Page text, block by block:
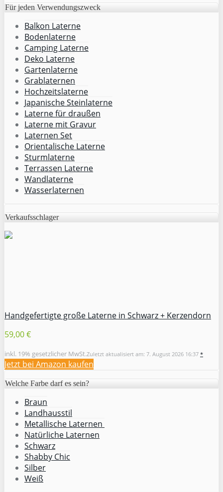
Für jeden Verwendungszweck
Balkon Laterne
Bodenlaterne
Camping Laterne
Deko Laterne
Gartenlaterne
Grablaternen
Hochzeitslaterne
Japanische Steinlaterne
Laterne für draußen
Laterne mit Gravur
Laternen Set
Orientalische Laterne
Sturmlaterne
Terrassen Laterne
Wandlaterne
Wasserlaternen
Verkaufsschlager
Handgefertigte große Laterne in Schwarz + Kerzendorn
59,00 €
inkl. 19% gesetzlicher MwSt.Zuletzt aktualisiert am: 7. August 2026 16:37 *
Jetzt bei Amazon kaufen
Welche Farbe darf es sein?
Braun
Landhausstil
Metallische Laternen
Natürliche Laternen
Schwarz
Shabby Chic
Silber
Weiß